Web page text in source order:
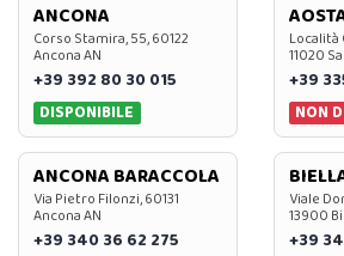
ANCONA
Corso Stamira, 55, 60122
Ancona AN
+39 392 80 30 015
DISPONIBILE
Località
11020
+39
NON
ANCONA BARACCOLA
Via Pietro Filonzi, 60131
Ancona AN
+39 340 36 62 275
Viale
13900
+39